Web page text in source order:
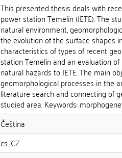
This presented thesis deals with
power station Temelín (JETE). The
natural environment,
the evolution of the surface shapes
characteristics of types of recent
station Temelín and an evaluation
natural hazards to JETE. The main
geomorphological processes in the
literature search and connecting of
studied area. Keywords:
Čeština
cs_CZ